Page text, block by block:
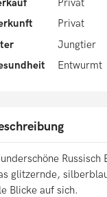
Privat
Privat
Jungtier
Entwurmt
Russisch
glitzernde,
Blicke auf sich.